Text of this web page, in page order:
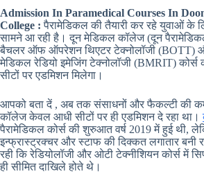
Admission In Paramedical Courses In
College :पैरामेडिकल की तैयारी कर रहे युवाओं के
सामने आ रही है। दून मेडिकल कॉलेज (दून
बैचलर ऑफ ऑपरेशन थिएटर टेक्नोलॉजी
मेडिकल रेडियो इमेजिंग टेक्नोलॉजी (BMRIT) कोर्स
सीटों पर एडमिशन मिलेगा।
आपको बता दें , अब तक संसाधनों और फैकल्टी की
कॉलेज केवल आधी सीटों पर ही एडमिशन दे रहा था।
पैरामेडिकल कोर्स की शुरुआत वर्ष 2019 में हुई थी,
इन्फ्रास्ट्रक्चर और स्टाफ की दिक्कत लगातार बनी
रही कि रेडियोलॉजी और ओटी टेक्नीशियन कोर्स में
ही सीमित दाखिले होते थे।